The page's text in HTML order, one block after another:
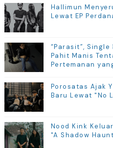
Hallimun
Lewat EP
“Parasit”,
Pahit Manis
Pertemanan
Porosatas Ajak
Baru Lewat "No
Nood Kink
"A Shadow